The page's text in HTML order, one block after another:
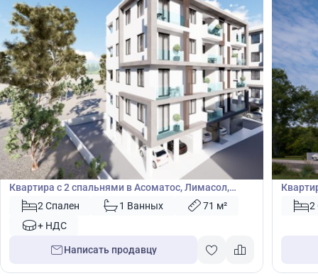
€280 000
Квартира
Квартира с 2 спальнями в Асоматос, Лимасол,
Кипр № 49460
2 Спален 1 Ванных
71 м²
+ НДС
Написать продавцу
€270
2